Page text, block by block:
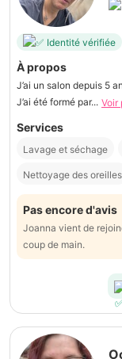
Identité vérifiée
À propos
J’ai un salon depuis 5
J’ai été formé par... Voir
Services
Lavage et séchage
Nettoyage des oreilles
Pas encore d'avis
Joanna vient de
coup de main.